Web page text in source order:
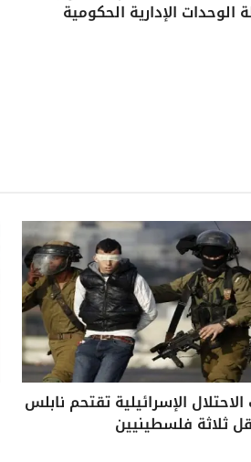
الوحدات الإدارية الحكومية
الإسرائيلية تقتحم نابلس
ثلاثة فلسطينيين